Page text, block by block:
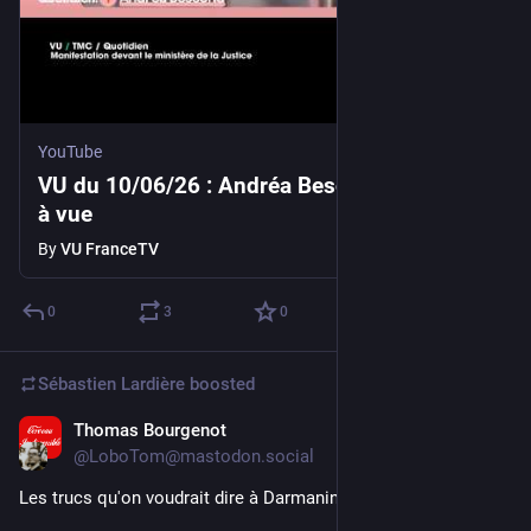
YouTube
VU du 10/06/26 : Andréa Bescond en garde
à vue
ByVU FranceTV
0 3 0
Sébastien Lardière boosted
Thomas Bourgenot
@LoboTom@mastodon.social
Les trucs qu'on voudrait dire à Darmanin si on l'avait en face.